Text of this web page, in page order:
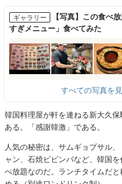
ギャラリー
【写真】この食べ
すぎメニュー」食べてみた
すべての写真を
韓国料理屋が軒を連ねる新大久
ある。「感謝韓激」である。
人気の秘密は、サムギョプサル
ャン、石焼ビビンバなど、韓国
べ放題なのだ。ランチタイムだ